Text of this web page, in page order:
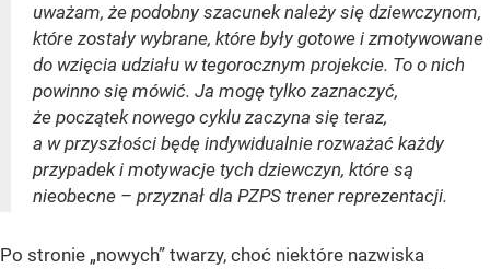
uważam, że podobny szacunek należy się dziewczynom,
które zostały wybrane, które były gotowe i zmotywowane
do wzięcia udziału w tegorocznym projekcie. To o nich
powinno się mówić. Ja mogę tylko zaznaczyć,
że początek nowego cyklu zaczyna się teraz,
a w przyszłości będę indywidualnie rozważać każdy
przypadek i motywacje tych dziewczyn, które są
nieobecne – przyznał dla PZPS trener reprezentacji.
Po stronie „nowych” twarzy, choć niektóre nazwiska